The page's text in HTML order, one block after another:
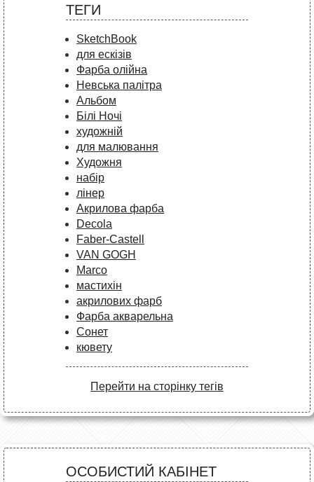
ТЕГИ
SketchBook
для ескізів
Фарба олійна
Невська палітра
Альбом
Білі Ночі
художній
для малювання
Художня
набір
лінер
Акрилова фарба
Decola
Faber-Castell
VAN GOGH
Marco
мастихін
акрилових фарб
Фарба акварельна
Сонет
кювету
Перейти на сторінку тегів
ОСОБИСТИЙ КАБІНЕТ